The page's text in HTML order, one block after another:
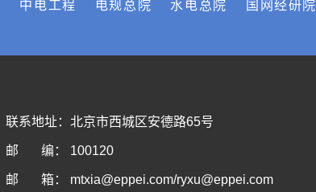
中电工程 电规总院 水电总院 国网经研院
联系地址： 北京市西城区安德路65号
邮       编： 100120
邮       箱： mtxia@eppei.com/ryxu@eppei.com